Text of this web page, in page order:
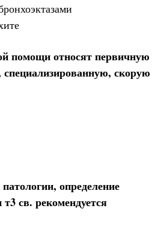
помощи относят первичную
скорую
определение
св. рекомендуется